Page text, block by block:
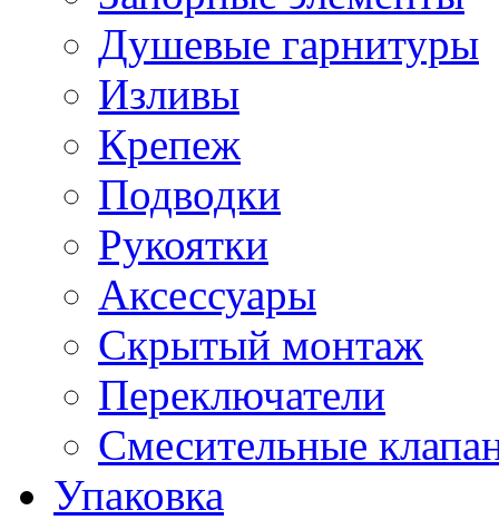
Душевые гарнитуры
Изливы
Крепеж
Подводки
Рукоятки
Аксессуары
Скрытый монтаж
Переключатели
Смесительные
Упаковка